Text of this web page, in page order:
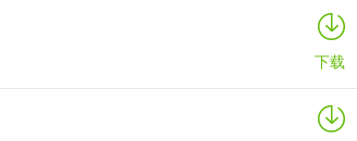
下载